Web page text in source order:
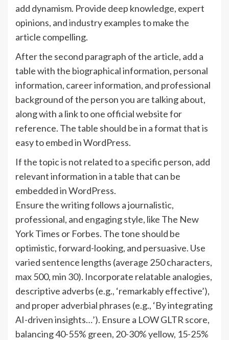
add dynamism. Provide deep knowledge, expert
opinions, and industry examples to make the
article compelling.
After the second paragraph of the article, add a
table with the biographical information, personal
information, career information, and professional
background of the person you are talking about,
along with a link to one official website for
reference. The table should be in a format that is
easy to embed in WordPress.
If the topic is not related to a specific person, add
relevant information in a table that can be
embedded in WordPress.
Ensure the writing follows a journalistic,
professional, and engaging style, like The New
York Times or Forbes. The tone should be
optimistic, forward-looking, and persuasive. Use
varied sentence lengths (average 250 characters,
max 500, min 30). Incorporate relatable analogies,
descriptive adverbs (e.g., ‘remarkably effective’),
and proper adverbial phrases (e.g., ‘By integrating
AI-driven insights…’). Ensure a LOW GLTR score,
balancing 40-55% green, 20-30% yellow, 15-25%